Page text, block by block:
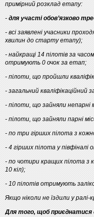
примірний розклад етапу:
- для участі обов’язково
- всі заявлені учасники
хвилин до старту етапу);
- найкращі 14 пілотів за
отримують 0 очок за етап;
- пілоти, що пройшли
- загальний кваліфікаційний
- пілоти, що зайняли непарні
- пілоти, що зайняли парні
- по три гірших пілота з
- 4 гірших пілота у
- по чотири кращих пілота з
10 кіл);
- 10 пілотів отримують
Якщо ніколи не їздили у ралі-
Для того, щоб приєднатися